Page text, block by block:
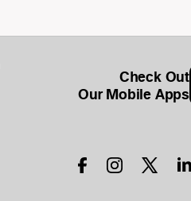
Check Out
Our Mobile Apps